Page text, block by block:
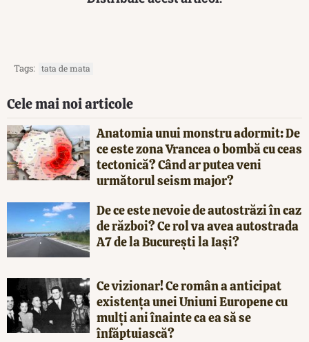
Tags: tata de mata
Cele mai noi articole
Anatomia unui monstru adormit: De
ce este zona Vrancea o bombă cu ceas
tectonică? Când ar putea veni
următorul seism major?
De ce este nevoie de autostrăzi în caz
de război? Ce rol va avea autostrada
A7 de la București la Iași?
Ce vizionar! Ce român a anticipat
existența unei Uniuni Europene cu
mulți ani înainte ca ea să se
înfăptuiască?